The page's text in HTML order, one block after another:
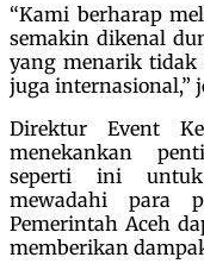
“Kami berharap
semakin dikenal
yang menarik tidak
juga internasional,”
Direktur Event
menekankan
seperti ini
mewadahi para
Pemerintah Aceh
memberikan